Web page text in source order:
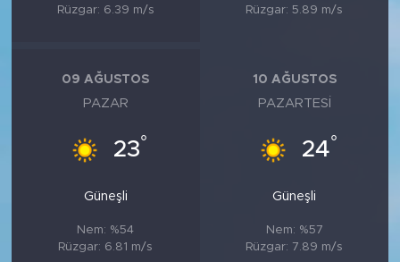
Rüzgar: 6.39 m/s
Rüzgar: 5.89 m/s
09 AĞUSTOS
PAZAR
23°
Güneşli
Nem: %54
Rüzgar: 6.81 m/s
10 AĞUSTOS
PAZARTESI
24°
Güneşli
Nem: %57
Rüzgar: 7.89 m/s